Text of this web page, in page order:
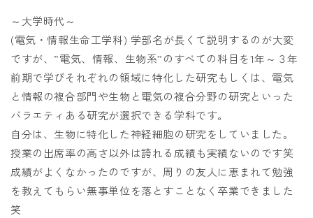
～大学時代～
(電気・情報生命工学科) 学部名が長くて説明するのが大変
ですが、”電気、情報、生物系”のすべての科目を1年～３年
前期で学びそれぞれの領域に特化した研究もしくは、電気
と情報の複合部門や生物と電気の複合分野の研究といった
バラエティある研究が選択できる学科です。
自分は、生物に特化した神経細胞の研究をしていました。
授業の出席率の高さ以外は誇れる成績も実績ないのです笑
成績がよくなかったのですが、周りの友人に恵まれて勉強
を教えてもらい無事単位を落とすことなく卒業できました
笑